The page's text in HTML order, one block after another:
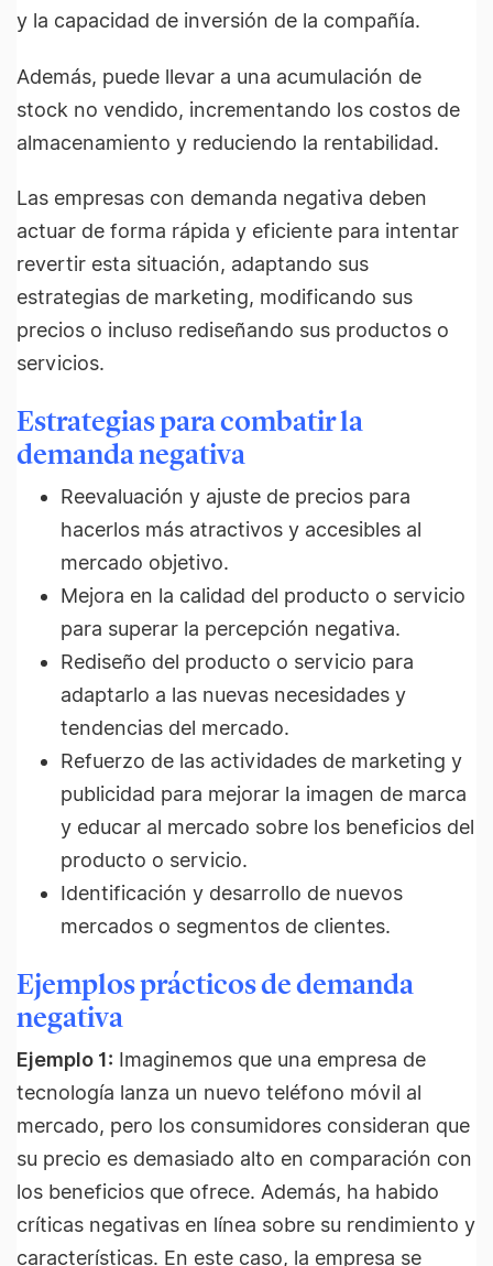
y la capacidad de inversión de la compañía.
Además, puede llevar a una acumulación de
stock no vendido, incrementando los costos de
almacenamiento y reduciendo la rentabilidad.
Las empresas con demanda negativa deben
actuar de forma rápida y eficiente para intentar
revertir esta situación, adaptando sus
estrategias de marketing, modificando sus
precios o incluso rediseñando sus productos o
servicios.
Estrategias para combatir la
demanda negativa
Reevaluación y ajuste de precios para
hacerlos más atractivos y accesibles al
mercado objetivo.
Mejora en la calidad del producto o servicio
para superar la percepción negativa.
Rediseño del producto o servicio para
adaptarlo a las nuevas necesidades y
tendencias del mercado.
Refuerzo de las actividades de marketing y
publicidad para mejorar la imagen de marca
y educar al mercado sobre los beneficios del
producto o servicio.
Identificación y desarrollo de nuevos
mercados o segmentos de clientes.
Ejemplos prácticos de demanda
negativa
Ejemplo 1: Imaginemos que una empresa de
tecnología lanza un nuevo teléfono móvil al
mercado, pero los consumidores consideran que
su precio es demasiado alto en comparación con
los beneficios que ofrece. Además, ha habido
críticas negativas en línea sobre su rendimiento y
características. En este caso, la empresa se